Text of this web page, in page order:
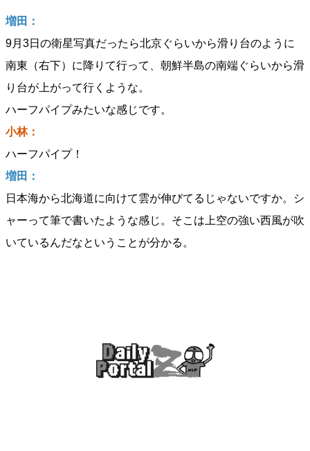
増田：
9月3日の衛星写真だったら北京ぐらいから滑り台のように
南東（右下）に降りて行って、朝鮮半島の南端ぐらいから滑
り台が上がって行くような。
ハーフパイプみたいな感じです。
小林：
ハーフパイプ！
増田：
日本海から北海道に向けて雲が伸びてるじゃないですか。シ
ャーって筆で書いたような感じ。そこは上空の強い西風が吹
いているんだなということが分かる。